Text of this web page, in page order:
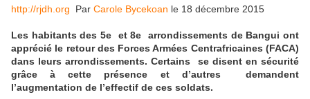
http://rjdh.org Par Carole Bycekoan le 18 décembre 2015
Les habitants des 5e et 8e arrondissements de Bangui ont
apprécié le retour des Forces Armées Centrafricaines (FACA)
dans leurs arrondissements. Certains se disent en sécurité
grâce à cette présence et d’autres demandent
l’augmentation de l’effectif de ces soldats.